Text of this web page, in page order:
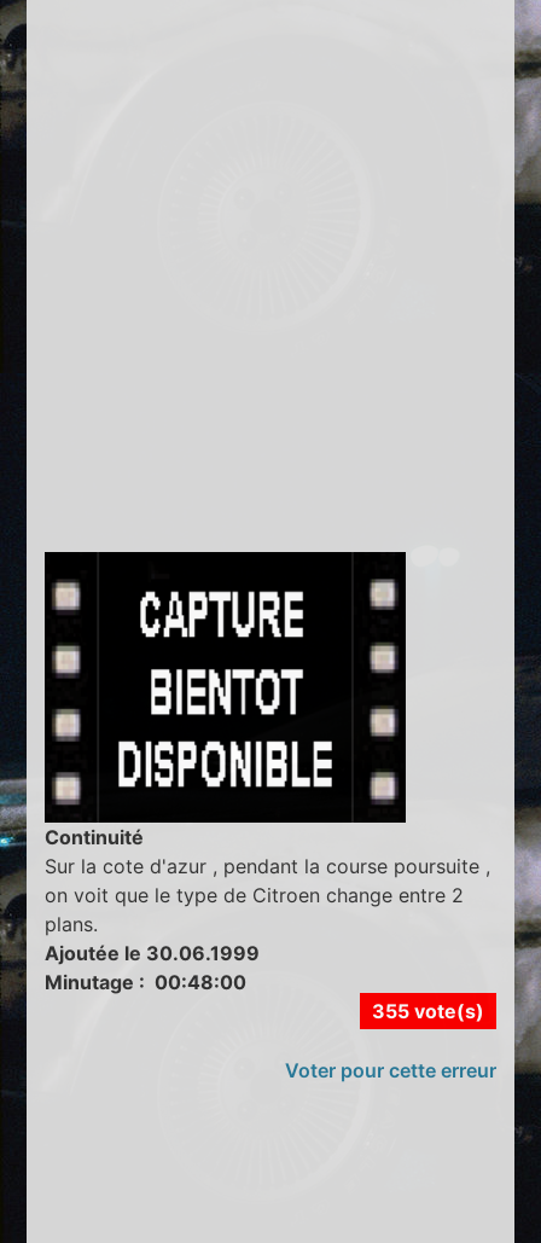
Continuité
Sur la cote d'azur , pendant la course poursuite ,
on voit que le type de Citroen change entre 2
plans.
Ajoutée le 30.06.1999
Minutage : 00:48:00
355 vote(s)
Voter pour cette erreur